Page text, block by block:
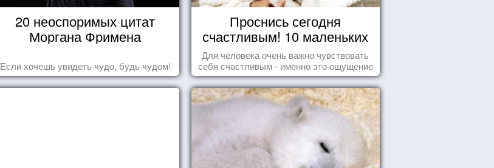
20 неоспоримых цитат
Моргана Фримена
Если хочешь увидеть чудо, будь чудом!
Проснись сегодня
счастливым! 10 маленьких
радостей настоящего
Счастья
Для человека очень важно чувствовать
себя счастливым - именно это ощущение
дарит позитивные эмоции и превращает
каждый день в маленький праздник.